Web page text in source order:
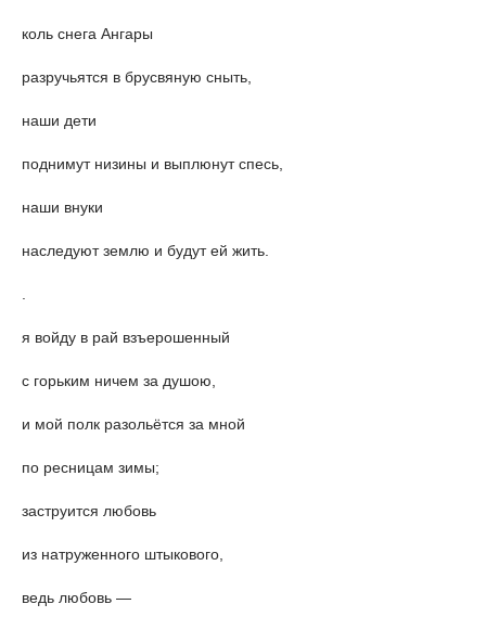
коль снега Ангары
разручьятся в брусвяную сныть,
наши дети
поднимут низины и выплюнут спесь,
наши внуки
наследуют землю и будут ей жить.
я войду в рай взъерошенный
с горьким ничем за душою,
и мой полк разольëтся за мной
по ресницам зимы;
заструится любовь
из натруженного штыкового,
ведь любовь —